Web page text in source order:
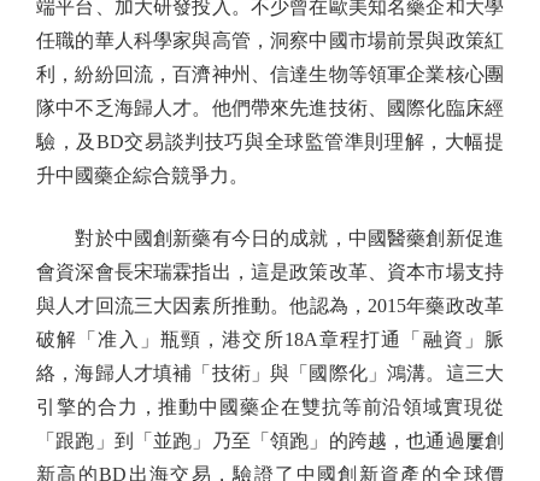
端平台、加大研發投入。不少曾在歐美知名藥企和大學
任職的華人科學家與高管，洞察中國市場前景與政策紅
利，紛紛回流，百濟神州、信達生物等領軍企業核心團
隊中不乏海歸人才。他們帶來先進技術、國際化臨床經
驗，及BD交易談判技巧與全球監管準則理解，大幅提
升中國藥企綜合競爭力。
對於中國創新藥有今日的成就，中國醫藥創新促進
會資深會長宋瑞霖指出，這是政策改革、資本市場支持
與人才回流三大因素所推動。他認為，2015年藥政改革
破解「准入」瓶頸，港交所18A章程打通「融資」脈
絡，海歸人才填補「技術」與「國際化」鴻溝。這三大
引擎的合力，推動中國藥企在雙抗等前沿領域實現從
「跟跑」到「並跑」乃至「領跑」的跨越，也通過屢創
新高的BD出海交易，驗證了中國創新資產的全球價